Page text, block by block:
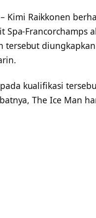
– Kimi Raikkonen
Spa-Francorchamps
tersebut
kualifikasi
The Ice Man